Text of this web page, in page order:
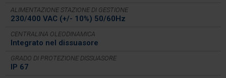
ALIMENTAZIONE STAZIONE DI GESTIONE
230/400 VAC (+/- 10%) 50/60Hz
CENTRALINA OLEODINAMICA
Integrato nel dissuasore
GRADO DI PROTEZIONE DISSUASORE
IP 67